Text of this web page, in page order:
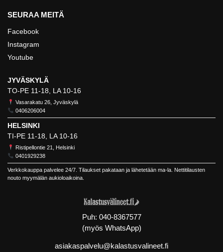
SEURAA MEITÄ
Facebook
Instagram
Youtube
JYVÄSKYLÄ
TO-PE 11-18, LA 10-16
Vasarakatu 26, Jyväskylä
0406206004
HELSINKI
TI-PE 11-18, LA 10-16
Ristipellontie 21, Helsinki
0401929238
Verkkokauppa palvelee 24/7. Tilaukset pakataan ja lähetetään ma-la. Nettitilausten
nouto myymälän aukioloaikoina.
Puh: 040-8367577
(myös WhatsApp)
asiakaspalvelu@kalastusvalineet.fi